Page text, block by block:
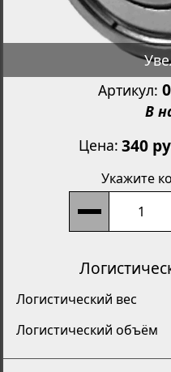
Артикул:
В
Цена 340
Укажите
Логистический вес
Логистический объём